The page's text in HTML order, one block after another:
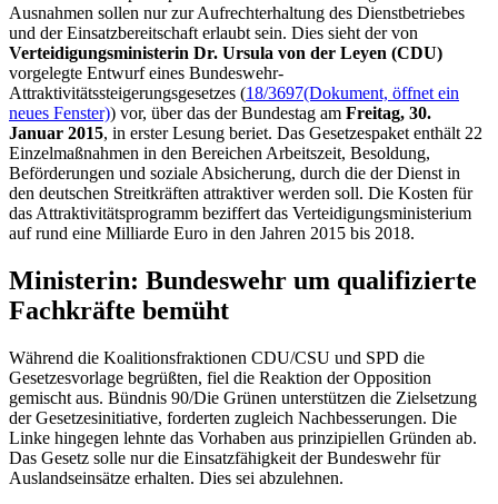
Ausnahmen sollen nur zur Aufrechterhaltung des Dienstbetriebes
und der Einsatzbereitschaft erlaubt sein. Dies sieht der von
Verteidigungsministerin Dr. Ursula von der Leyen (CDU)
vorgelegte Entwurf eines Bundeswehr-
Attraktivitätssteigerungsgesetzes (18/3697(Dokument, öffnet ein
neues Fenster)) vor, über das der Bundestag am Freitag, 30.
Januar 2015, in erster Lesung beriet. Das Gesetzespaket enthält 22
Einzelmaßnahmen in den Bereichen Arbeitszeit, Besoldung,
Beförderungen und soziale Absicherung, durch die der Dienst in
den deutschen Streitkräften attraktiver werden soll. Die Kosten für
das Attraktivitätsprogramm beziffert das Verteidigungsministerium
auf rund eine Milliarde Euro in den Jahren 2015 bis 2018.
Ministerin: Bundeswehr um qualifizierte
Fachkräfte bemüht
Während die Koalitionsfraktionen CDU/CSU und SPD die
Gesetzesvorlage begrüßten, fiel die Reaktion der Opposition
gemischt aus. Bündnis 90/Die Grünen unterstützen die Zielsetzung
der Gesetzesinitiative, forderten zugleich Nachbesserungen. Die
Linke hingegen lehnte das Vorhaben aus prinzipiellen Gründen ab.
Das Gesetz solle nur die Einsatzfähigkeit der Bundeswehr für
Auslandseinsätze erhalten. Dies sei abzulehnen.